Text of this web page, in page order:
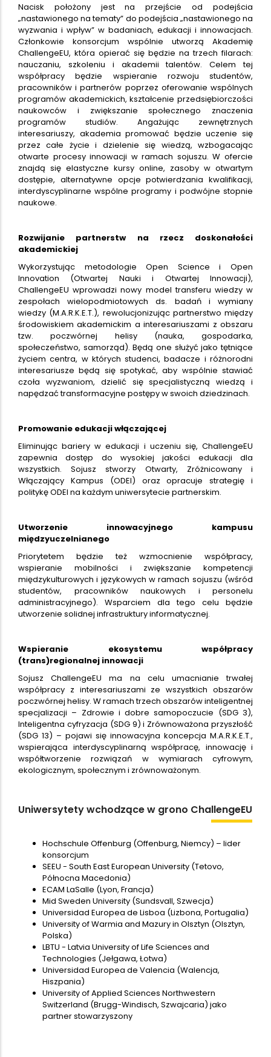
Nacisk położony jest na przejście od podejścia
„nastawionego na tematy” do podejścia „nastawionego na
wyzwania i wpływ” w badaniach, edukacji i innowacjach.
Członkowie konsorcjum wspólnie utworzą Akademię
ChallengeEU, która opierać się będzie na trzech filarach:
nauczaniu, szkoleniu i akademii talentów. Celem tej
współpracy będzie wspieranie rozwoju studentów,
pracowników i partnerów poprzez oferowanie wspólnych
programów akademickich, kształcenie przedsiębiorczości
naukowców i zwiększanie społecznego znaczenia
programów studiów. Angażując zewnętrznych
interesariuszy, akademia promować będzie uczenie się
przez całe życie i dzielenie się wiedzą, wzbogacając
otwarte procesy innowacji w ramach sojuszu. W ofercie
znajdą się elastyczne kursy online, zasoby w otwartym
dostępie, alternatywne opcje potwierdzania kwalifikacji,
interdyscyplinarne wspólne programy i podwójne stopnie
naukowe.
Rozwijanie partnerstw na rzecz doskonałości
akademickiej
Wykorzystując metodologie Open Science i Open
Innovation (Otwartej Nauki i Otwartej Innowacji),
ChallengeEU wprowadzi nowy model transferu wiedzy w
zespołach wielopodmiotowych ds. badań i wymiany
wiedzy (M.A.R.K.E.T.), rewolucjonizując partnerstwo między
środowiskiem akademickim a interesariuszami z obszaru
tzw. poczwórnej helisy (nauka, gospodarka,
społeczeństwo, samorząd). Będą one służyć jako tętniące
życiem centra, w których studenci, badacze i różnorodni
interesariusze będą się spotykać, aby wspólnie stawiać
czoła wyzwaniom, dzielić się specjalistyczną wiedzą i
napędzać transformacyjne postępy w swoich dziedzinach.
Promowanie edukacji włączającej
Eliminując bariery w edukacji i uczeniu się, ChallengeEU
zapewnia dostęp do wysokiej jakości edukacji dla
wszystkich. Sojusz stworzy Otwarty, Zróżnicowany i
Włączający Kampus (ODEI) oraz opracuje strategię i
politykę ODEI na każdym uniwersytecie partnerskim.
Utworzenie innowacyjnego kampusu
międzyuczelnianego
Priorytetem będzie też wzmocnienie współpracy,
wspieranie mobilności i zwiększanie kompetencji
międzykulturowych i językowych w ramach sojuszu (wśród
studentów, pracowników naukowych i personelu
administracyjnego). Wsparciem dla tego celu będzie
utworzenie solidnej infrastruktury informatycznej.
Wspieranie ekosystemu współpracy
(trans)regionalnej innowacji
Sojusz ChallengeEU ma na celu umacnianie trwałej
współpracy z interesariuszami ze wszystkich obszarów
poczwórnej helisy. W ramach trzech obszarów inteligentnej
specjalizacji – Zdrowie i dobre samopoczucie (SDG 3),
Inteligentna cyfryzacja (SDG 9) i Zrównoważona przyszłość
(SDG 13) – pojawi się innowacyjna koncepcja M.A.R.K.E.T.,
wspierająca interdyscyplinarną współpracę, innowację i
współtworzenie rozwiązań w wymiarach cyfrowym,
ekologicznym, społecznym i zrównoważonym.
Uniwersytety wchodzące w grono ChallengeEU
Hochschule Offenburg (Offenburg, Niemcy) – lider
konsorcjum
SEEU - South East European University (Tetovo,
Północna Macedonia)
ECAM LaSalle (Lyon, Francja)
Mid Sweden University (Sundsvall, Szwecja)
Universidad Europea de Lisboa (Lizbona, Portugalia)
University of Warmia and Mazury in Olsztyn (Olsztyn,
Polska)
LBTU - Latvia University of Life Sciences and
Technologies (Jełgawa, Łotwa)
Universidad Europea de Valencia (Walencja,
Hiszpania)
University of Applied Sciences Northwestern
Switzerland (Brugg-Windisch, Szwajcaria) jako
partner stowarzyszony